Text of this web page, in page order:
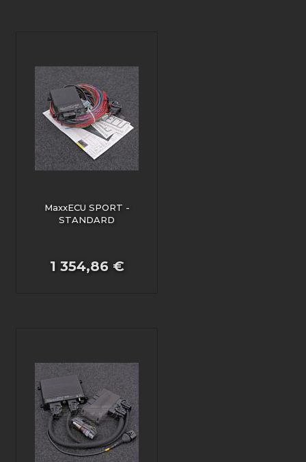
MaxxECU SPORT -
STANDARD
1 354,86 €